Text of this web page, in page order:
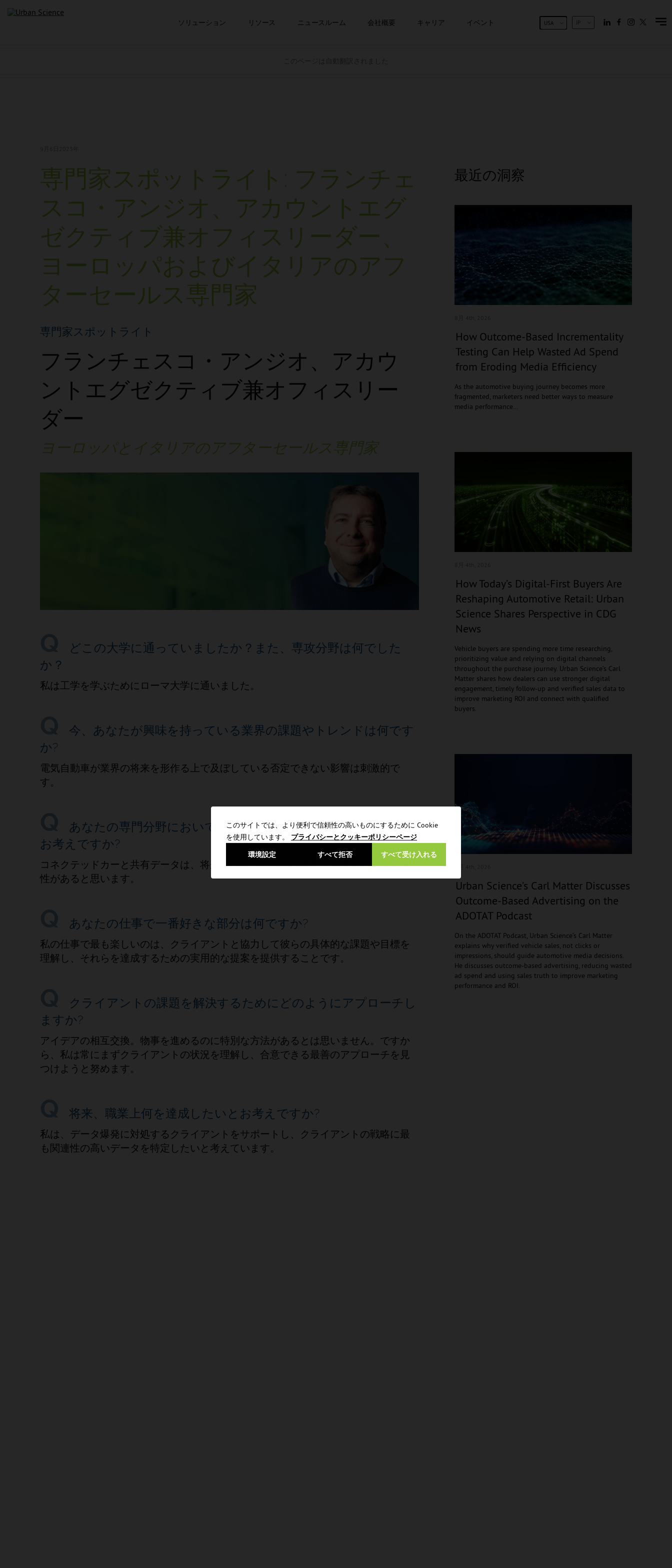
このサイトでは、より便利で信頼性の高いものにするために Cookie
を使用しています。 プライバシーとクッキーポリシーページ
環境設定 すべて受け入れる
すべて拒否
ソリューション リソース ニュースルーム 会社概要 キャリア イベント JP
USA
専門家スポットライト: フランチェ
スコ・アンジオ、アカウントエグ
ゼクティブ兼オフィスリーダー、
ヨーロッパおよびイタリアのアフ
ターセールス専門家
専門家スポットライト
フランチェスコ・アンジオ、アカウ
ントエグゼクティブ兼オフィスリー
ダー
ヨーロッパとイタリアのアフターセールス専門家
どこの大学に通っていましたか？また、専攻分野は何でした
か？
私は工学を学ぶためにローマ大学に通いました。
今、あなたが興味を持っている業界の課題やトレンドは何です
か?
電気自動車が業界の将来を形作る上で及ぼしている否定できない影響は刺激的で
す。
あなたの専門分野において、現在最も成長のチャンスは何だと
お考えですか?
コネクテッドカーと共有データは、将来のブランド戦略の重要な推進力となる可能
性があると思います。
あなたの仕事で一番好きな部分は何ですか?
私の仕事で最も楽しいのは、クライアントと協力して彼らの具体的な課題や目標を
理解し、それらを達成するための実用的な提案を提供することです。
クライアントの課題を解決するためにどのようにアプローチし
ますか?
アイデアの相互交換。物事を進めるのに特別な方法があるとは思いません。ですか
ら、私は常にまずクライアントの状況を理解し、合意できる最善のアプローチを見
つけようと努めます。
将来、職業上何を達成したいとお考えですか?
私は、データ爆発に対処するクライアントをサポートし、クライアントの戦略に最
も関連性の高いデータを特定したいと考えています。
最近の洞察
How Outcome-Based Incrementality
Testing Can Help Wasted Ad Spend
from Eroding Media Efficiency
As the automotive buying journey becomes more
fragmented, marketers need better ways to measure
media performance…
How Today’s Digital-First Buyers Are
Reshaping Automotive Retail: Urban
Science Shares Perspective in CDG
News
Vehicle buyers are spending more time researching,
prioritizing value and relying on digital channels
throughout the purchase journey. Urban Science’s Carl
Matter shares how dealers can use stronger digital
engagement, timely follow-up and verified sales data to
improve marketing ROI and connect with qualified
buyers.
Urban Science’s Carl Matter Discusses
Outcome-Based Advertising on the
ADOTAT Podcast
On the ADOTAT Podcast, Urban Science’s Carl Matter
explains why verified vehicle sales, not clicks or
impressions, should guide automotive media decisions.
He discusses outcome-based advertising, reducing wasted
ad spend and using sales truth to improve marketing
performance and ROI.